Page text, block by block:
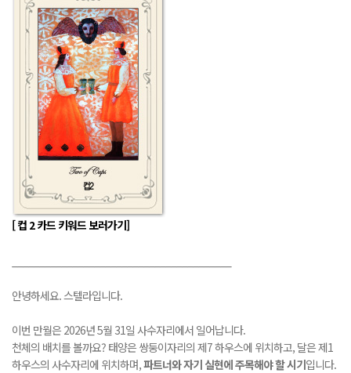
[컵 2 카드 키워드 보러가기]
안녕하세요. 스텔라입니다.
이번 만월은 2026년 5월 31일 사수자리에서 일어납니다.
천체의 배치를 볼까요? 태양은 쌍둥이자리의 제7 하우스에 위치하고, 달은 제1
하우스의 사수자리에 위치하며,파트너와 자기 실현에 주목해야 할 시기입니다.